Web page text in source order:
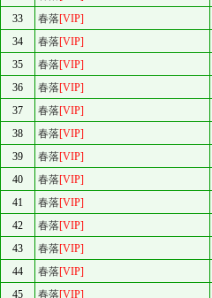
33
春落[VIP]
34
春落[VIP]
35
春落[VIP]
36
春落[VIP]
37
春落[VIP]
38
春落[VIP]
39
春落[VIP]
40
春落[VIP]
41
春落[VIP]
42
春落[VIP]
43
春落[VIP]
44
春落[VIP]
45
春落[VIP]